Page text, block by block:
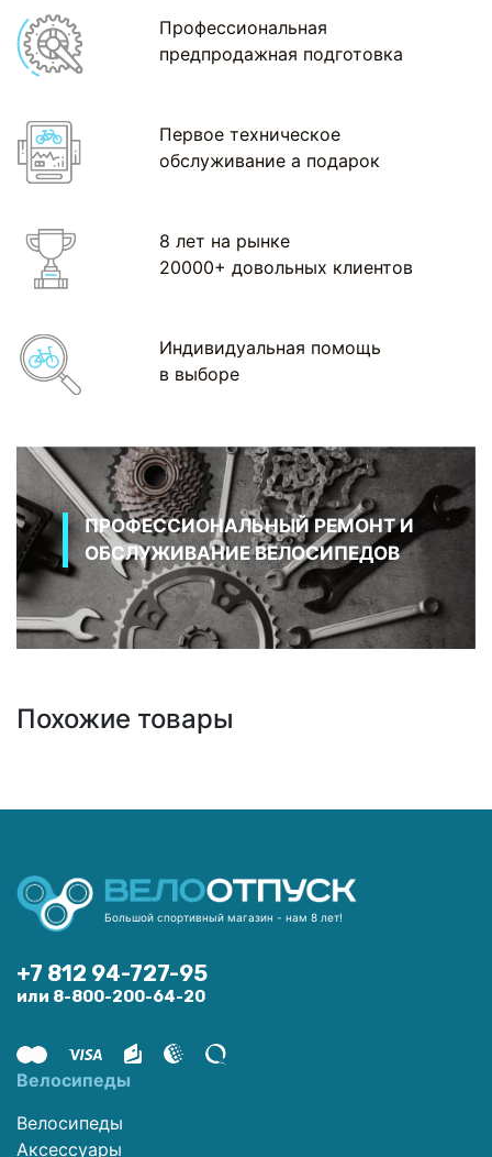
Профессиональная
предпродажная подготовка
Первое техническое
обслуживание а подарок
8 лет на рынке
20000+ довольных клиентов
Индивидуальная помощь
в выборе
ПРОФЕССИОНАЛЬНЫЙ РЕМОНТ И
ОБСЛУЖИВАНИЕ ВЕЛОСИПЕДОВ
Похожие товары
Большой спортивный магазин - нам 8 лет!
+7 812 94-727-95
или 8-800-200-64-20
Велосипеды
Велосипеды
Аксессуары